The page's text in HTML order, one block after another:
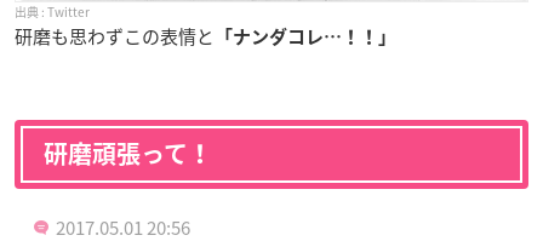
Twitter
研磨も思わずこの表情と 「ナンダコレ…！！」
研磨頑張って！
2017.05.01 20:56